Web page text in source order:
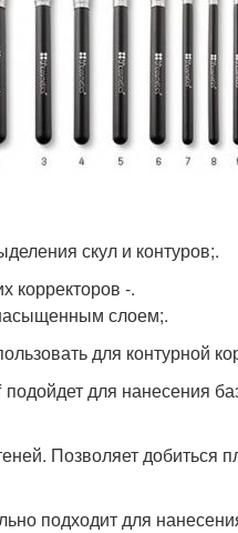
скул и контуров;.
корректоров -.
слоем;.
для контурной
для нанесения
Позволяет
подходит для